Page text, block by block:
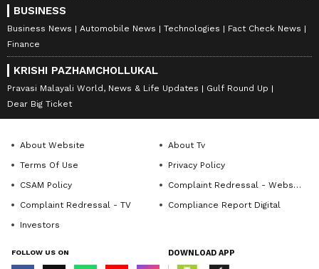
BUSINESS
Business News Automobile News Technologies
Fact Check News
Finance
KRISHI PAZHAMCHOLLUKAL
Pravasi Malayali World, News & Life Updates
Gulf Round Up
Dear Big Ticket
About Website
About Tv
Terms Of Use
Privacy Policy
CSAM Policy
Complaint Redressal - Website
Complaint Redressal - TV
Compliance Report Digital
Investors
FOLLOW US ON DOWNLOAD APP